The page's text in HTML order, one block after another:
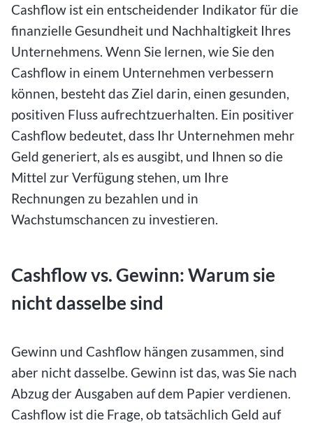
Cashflow ist ein entscheidender Indikator für die
finanzielle Gesundheit und Nachhaltigkeit Ihres
Unternehmens. Wenn Sie lernen, wie Sie den
Cashflow in einem Unternehmen verbessern
können, besteht das Ziel darin, einen gesunden,
positiven Fluss aufrechtzuerhalten. Ein positiver
Cashflow bedeutet, dass Ihr Unternehmen mehr
Geld generiert, als es ausgibt, und Ihnen so die
Mittel zur Verfügung stehen, um Ihre
Rechnungen zu bezahlen und in
Wachstumschancen zu investieren.
Cashflow vs. Gewinn: Warum sie
nicht dasselbe sind
Gewinn und Cashflow hängen zusammen, sind
aber nicht dasselbe. Gewinn ist das, was Sie nach
Abzug der Ausgaben auf dem Papier verdienen.
Cashflow ist die Frage, ob tatsächlich Geld auf